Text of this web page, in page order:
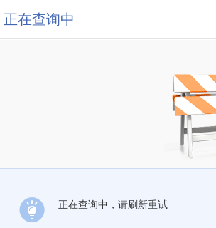
正在查询中
正在查询中，请刷新重试